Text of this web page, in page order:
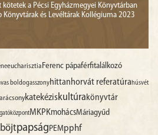
kötetek a Pécsi Egyházmegyei Könyvtárban
és Levéltárak Kollégiuma 2023
eucharisztia Ferenc pápaférfitalálkozó
boldogasszonyhittanhorvát referatúrahúsvét
katekéziskultúra könyvtár
MKPKmohácsMáriagyűd
papság PEMpphf